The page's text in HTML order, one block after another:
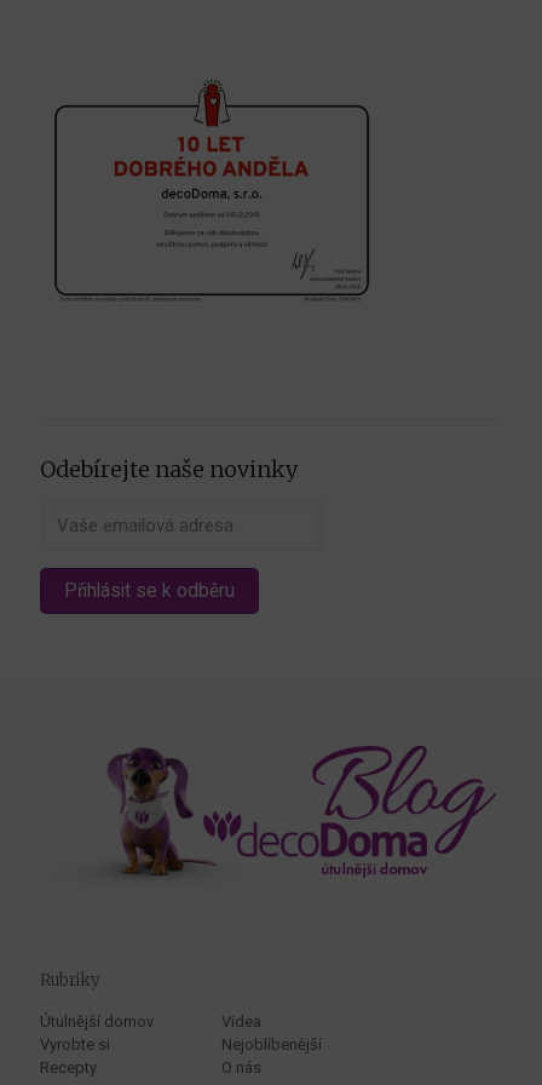
Odebírejte naše novinky
Rubriky
Útulnější domov
Vyrobte si
Recepty
Videa
Nejoblíbenější
O nás